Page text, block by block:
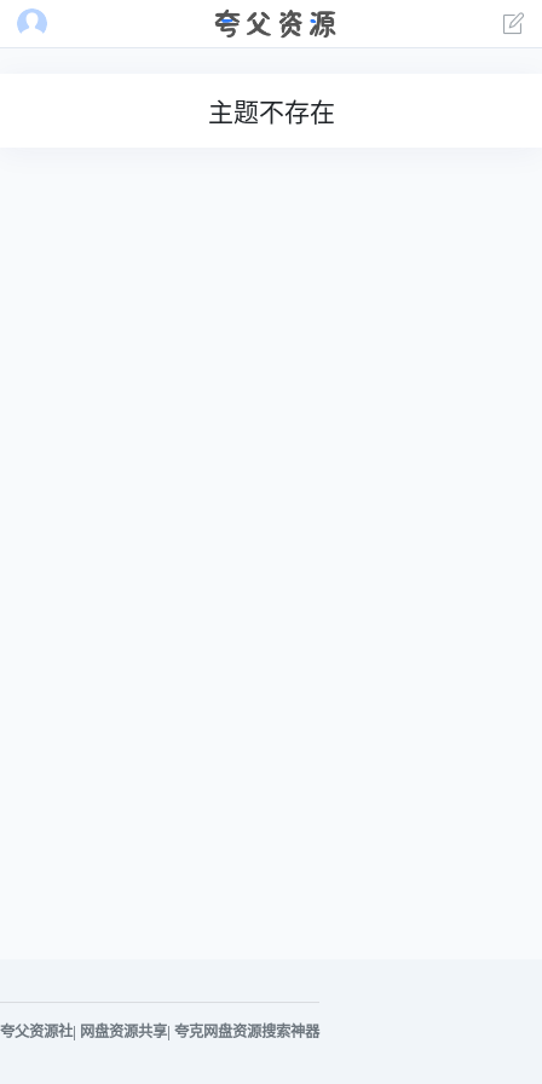
主题不存在
夸父资源社| 网盘资源共享| 夸克网盘资源搜索神器